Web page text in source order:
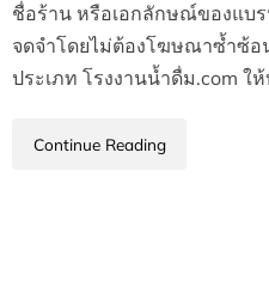
ชื่อร้าน หรือเอกลักษณ์ของแบ
จดจำโดยไม่ต้องโฆษณาซ้ำซ้อ
ประเภท โรงงานน้ำดื่ม.com
Continue Reading